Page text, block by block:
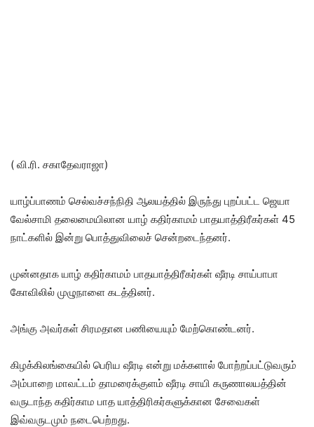
( வி.ரி. சகாதேவராஜா)
யாழ்ப்பாணம் செல்வச்சந்நிதி ஆலயத்தில் இருந்து புறப்பட்ட ஜெயா
வேல்சாமி தலைமையிலான யாழ் கதிர்காமம் பாதயாத்திரீகர்கள் 45
நாட்களில் இன்று பொத்துவிலைச் சென்றடைந்தனர்.
முன்னதாக யாழ் கதிர்காமம் பாதயாத்திரீகர்கள் ஷீரடி சாய்பாபா
கோவிலில் முழுநாளை கடத்தினர்.
அங்கு அவர்கள் சிரமதான பணியையும் மேற்கொண்டனர்.
கிழக்கிலங்கையில் பெரிய ஷீரடி என்று மக்களால் போற்றப்பட்டுவரும்
அம்பாறை மாவட்டம் தாமரைக்குளம் ஷீரடி சாயி கருணாலயத்தின்
வருடாந்த கதிர்காம பாத யாத்திரிகர்களுக்கான சேவைகள்
இவ்வருடமும் நடைபெற்றது.